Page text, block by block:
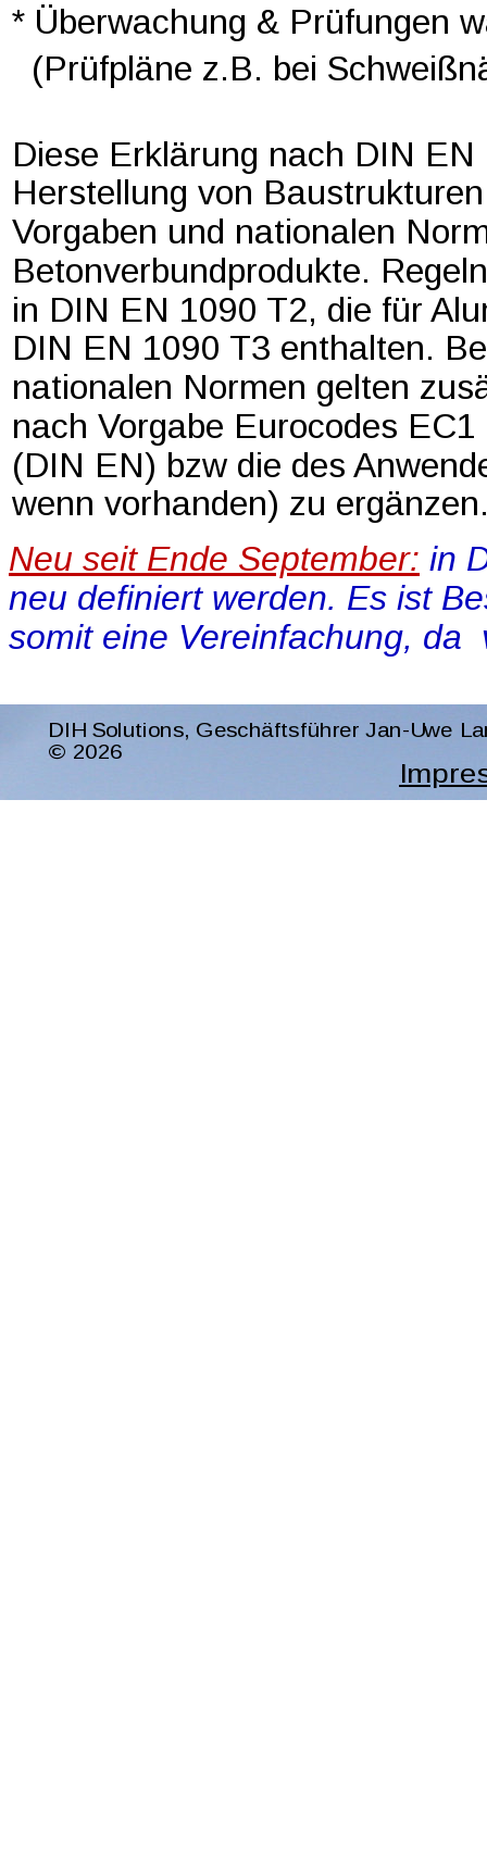
DIH Solutions, Geschäftsführer Jan-Uwe
© 2026
* Überwachung & Prüfungen
(Prüfpläne z.B. bei
Diese Erklärung nach DIN
Herstellung von
Vorgaben und nationalen
Betonverbundprodukte.
in DIN EN 1090 T2, die für
DIN EN 1090 T3 enthalten.
nationalen Normen gelten
nach Vorgabe Eurocodes
(DIN EN) bzw die des
wenn vorhanden) zu
Neu seit Ende September: in
neu definiert werden. Es ist
somit eine Vereinfachung, da